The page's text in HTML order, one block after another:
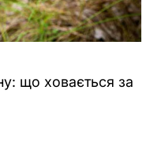
що ховається за